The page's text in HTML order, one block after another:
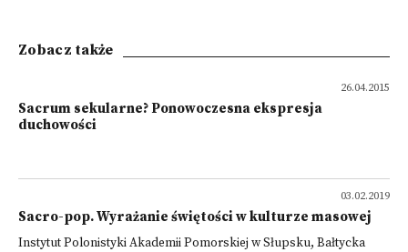
Zobacz także
26.04.2015
Sacrum sekularne? Ponowoczesna ekspresja
duchowości
03.02.2019
Sacro-pop. Wyrażanie świętości w kulturze masowej
Instytut Polonistyki Akademii Pomorskiej w Słupsku, Bałtycka